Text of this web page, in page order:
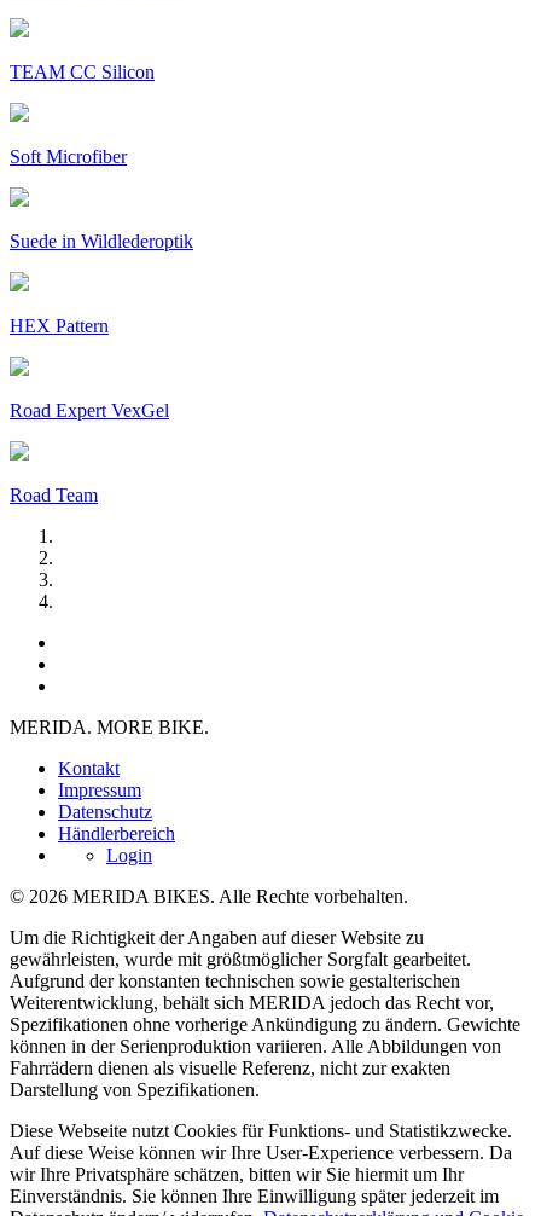
TEAM CC Silicon
Soft Microfiber
Suede in Wildlederoptik
HEX Pattern
Road Expert VexGel
Road Team
MERIDA. MORE BIKE.
Kontakt
Impressum
Datenschutz
Händlerbereich
Login
© 2026 MERIDA BIKES. Alle Rechte vorbehalten.
Um die Richtigkeit der Angaben auf dieser Website zu
gewährleisten, wurde mit größtmöglicher Sorgfalt gearbeitet.
Aufgrund der konstanten technischen sowie gestalterischen
Weiterentwicklung, behält sich MERIDA jedoch das Recht vor,
Spezifikationen ohne vorherige Ankündigung zu ändern. Gewichte
können in der Serienproduktion variieren. Alle Abbildungen von
Fahrrädern dienen als visuelle Referenz, nicht zur exakten
Darstellung von Spezifikationen.
Diese Webseite nutzt Cookies für Funktions- und Statistikzwecke.
Auf diese Weise können wir Ihre User-Experience verbessern. Da
wir Ihre Privatsphäre schätzen, bitten wir Sie hiermit um Ihr
Einverständnis. Sie können Ihre Einwilligung später jederzeit im